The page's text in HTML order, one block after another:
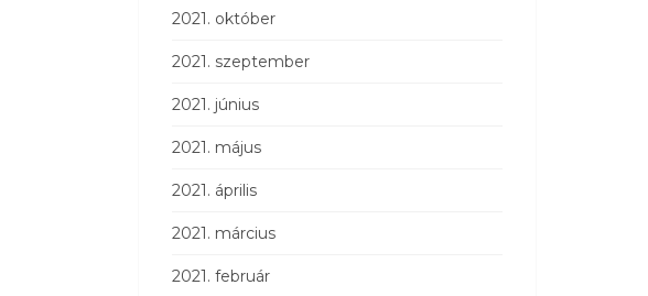
2021. október
2021. szeptember
2021. június
2021. május
2021. április
2021. március
2021. február